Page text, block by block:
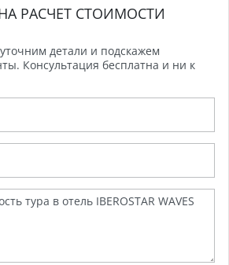
РАСЧЕТ СТОИМОСТИ
детали и подскажем
Консультация бесплатна и ни к